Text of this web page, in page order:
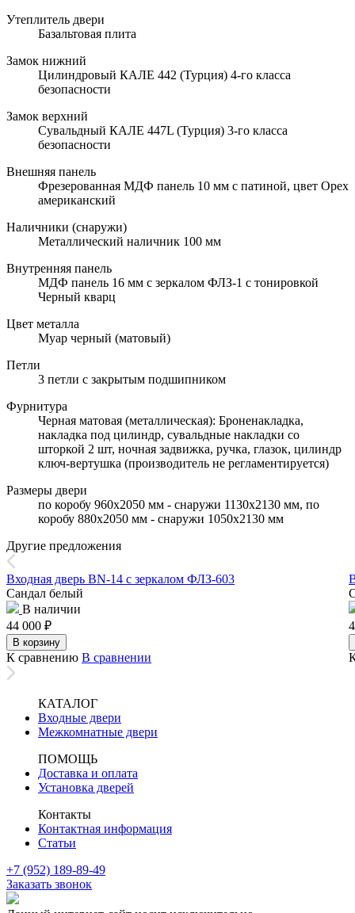
Утеплитель двери
Базальтовая плита
Замок нижний
Цилиндровый КАЛЕ 442 (Турция) 4-го класса
безопасности
Замок верхний
Сувальдный КАЛЕ 447L (Турция) 3-го класса
безопасности
Внешняя панель
Фрезерованная МДФ панель 10 мм с патиной, цвет Орех
американский
Наличники (снаружи)
Металлический наличник 100 мм
Внутренняя панель
МДФ панель 16 мм с зеркалом ФЛЗ-1 с тонировкой
Черный кварц
Цвет металла
Муар черный (матовый)
Петли
3 петли с закрытым подшипником
Фурнитура
Черная матовая (металлическая): Броненакладка,
накладка под цилиндр, сувальдные накладки со
шторкой 2 шт, ночная задвижка, ручка, глазок, цилиндр
ключ-вертушка (производитель не регламентируется)
Размеры двери
по коробу 960х2050 мм - снаружи 1130х2130 мм, по
коробу 880х2050 мм - снаружи 1050х2130 мм
Другие предложения
Входная дверь BN-14 с зеркалом ФЛЗ-603
Сандал белый
В наличии
44 000 ₽
В корзину
К сравнению В сравнении
КАТАЛОГ
Входные двери
Межкомнатные двери
ПОМОЩЬ
Доставка и оплата
Установка дверей
Контакты
Контактная информация
Статьи
+7 (952) 189-89-49
Заказать звонок